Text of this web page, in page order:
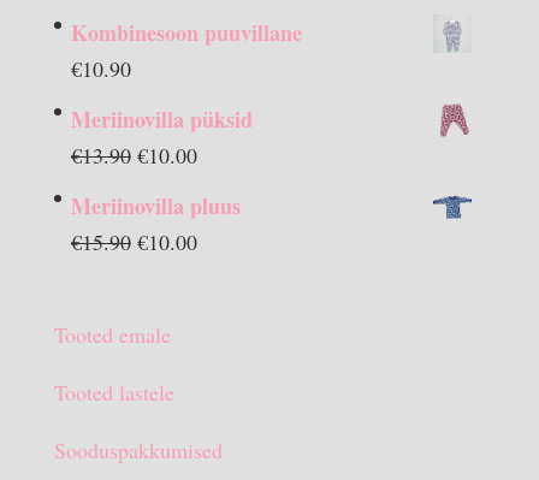
Kombinesoon puuvillane
€10.90
Meriinovilla püksid
€13.90 Algne
€10.00Praegune
on:
Meriinovilla pluus
€15.90 Algne
€15.90.
€10.00Praegune
Tooted emale
Tooted lastele
Sooduspakkumised